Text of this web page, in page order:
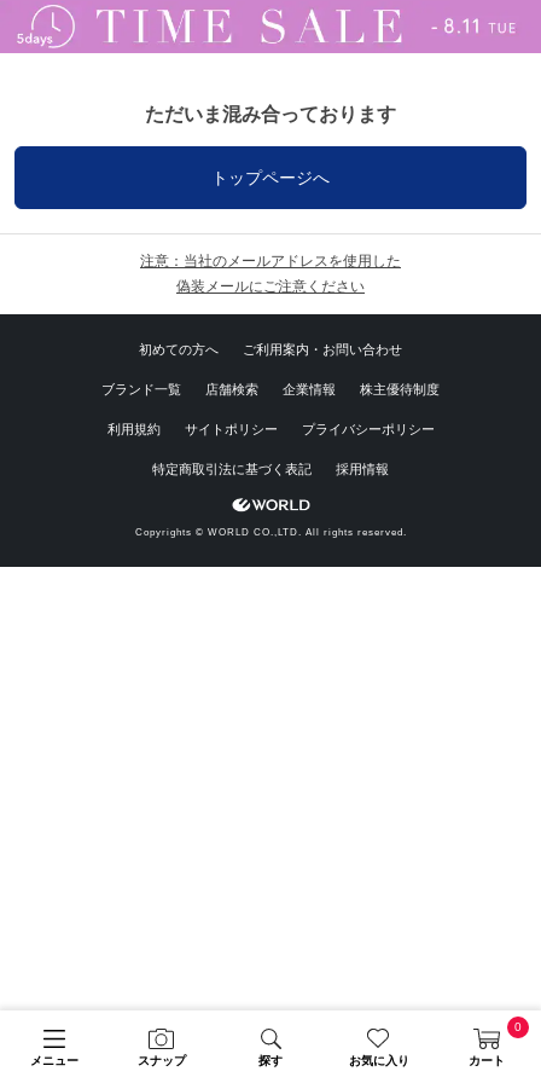
メニュー スナップ 探す お気に入り カート
0
ただいま混み合っております
トップページへ
注意：当社のメールアドレスを使用した
偽装メールにご注意ください
初めての方へ ご利用案内・お問い合わせ
ブランド一覧 店舗検索 企業情報 株主優待制度
利用規約 サイトポリシー プライバシーポリシー
特定商取引法に基づく表記 採用情報
Copyrights © WORLD CO.,LTD. All rights reserved.